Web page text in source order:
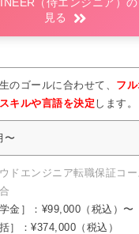
（侍エンジニア）
見る
のゴールに合わせて、 フ
キルや言語を決定 します。
〜
ドエンジニア転職保証コ
学金］：¥99,000（税込）〜
括］：¥374,000（税込）